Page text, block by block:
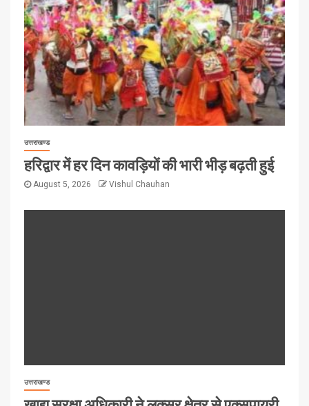
उत्तराखण्ड
हरिद्वार में हर दिन कावड़ियों की भारी भीड़ बढ़ती हुई
August 5, 2026 Vishul Chauhan
उत्तराखण्ड